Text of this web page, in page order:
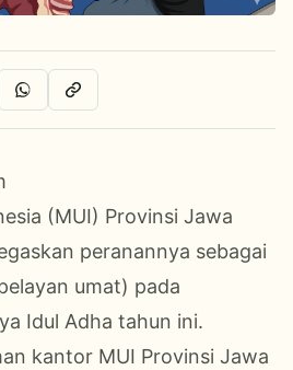
WhatsAppSalin Link
(MUI) Provinsi Jawa
peranannya sebagai
umat) pada
Idul Adha tahun ini.
kantor MUI Provinsi Jawa